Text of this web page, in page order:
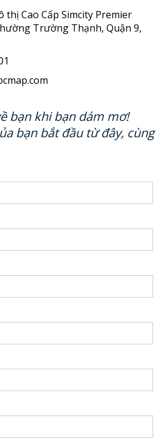
thị Cao Cấp Simcity Premier
Trường Thạnh, Quận 9,
bạn khi bạn dám mơ!
bạn bắt đầu từ đây, cùng